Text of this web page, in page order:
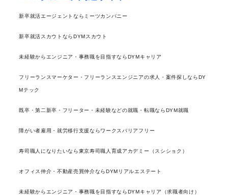
新卒就活エージェントならミーツカンパニー
新卒就活スカウトならDYMスカウト
未経験からエンジニア・事務職を目指すならDYMキャリア
フリーランスマーケター・フリーランスエンジニアの求人・案件探しならDY
Mテック
既卒・第二新卒・フリーター・未経験などの就職・転職ならDYM就職
障がい者雇用・就労移行支援ならワークスバリアフリー
寿司職人になりたいなら東京寿司職人育成アカデミー（スシショク）
オフィス仲介・不動産売買仲介ならDYMリアルエステート
未経験からエンジニア・事務職を目指すならDYMキャリア（求職者向け）